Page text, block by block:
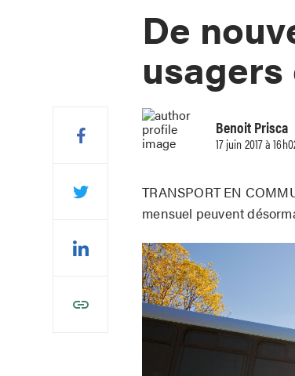
De
Benoit Prisca
17 juin 2017 à
TRANSPORT EN
mensuel peuvent